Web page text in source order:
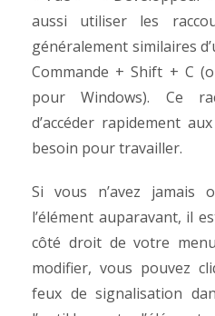
aussi utiliser les
généralement similaires
Commande + Shift + C
pour Windows). Ce
d’accéder rapidement
besoin pour travailler.
Si vous n’avez jamais
l’élément auparavant, il
côté droit de votre
modifier, vous pouvez
feux de signalisation